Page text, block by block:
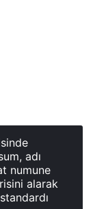
adı
numune
alarak